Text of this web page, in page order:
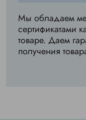
Мы обладаем
сертификатами
товаре. Даем
получения